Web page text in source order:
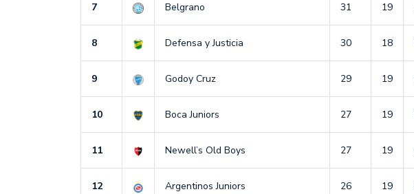
7 Belgrano 31 19
8 Defensa y Justicia 30 18
9 Godoy Cruz 29 19
10 Boca Juniors 27 19
11 Newell’s Old Boys 27 19
12 Argentinos Juniors 26 19